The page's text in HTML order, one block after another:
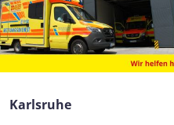
Karlsruhe